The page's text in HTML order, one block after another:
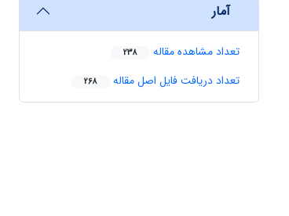
آمار
تعداد مشاهده مقاله 238
تعداد دریافت فایل اصل مقاله 268